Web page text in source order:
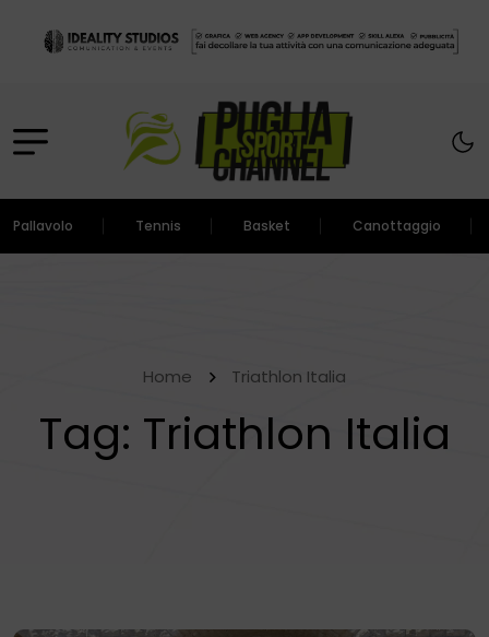
Pallavolo Tennis Basket Canottaggio
Home Triathlon Italia
Tag: Triathlon Italia